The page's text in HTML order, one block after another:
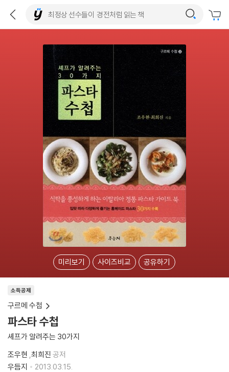
미리보기 사이즈비교 공유하기
소득공제
구르메 수첩
파스타 수첩
셰프가 알려주는 30가지
조우현 ,최희진 공저
우듬지
2013.03.15.